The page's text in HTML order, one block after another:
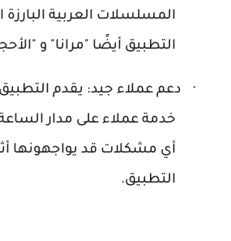
المسلسلات العربية
التطبيق أيضًا "مرانا" و
·
دعم عملاء جيد: يقدم
خدمة عملاء على مدار
أي مشكلات قد يواجهونها
التطبيق.